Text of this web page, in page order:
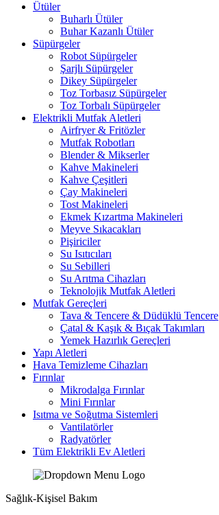
Ütüler
Buharlı Ütüler
Buhar Kazanlı Ütüler
Süpürgeler
Robot Süpürgeler
Şarjlı Süpürgeler
Dikey Süpürgeler
Toz Torbasız Süpürgeler
Toz Torbalı Süpürgeler
Elektrikli Mutfak Aletleri
Airfryer & Fritözler
Mutfak Robotları
Blender & Mikserler
Kahve Makineleri
Kahve Çeşitleri
Çay Makineleri
Tost Makineleri
Ekmek Kızartma Makineleri
Meyve Sıkacakları
Pişiriciler
Su Isıtıcıları
Su Sebilleri
Su Arıtma Cihazları
Teknolojik Mutfak Aletleri
Mutfak Gereçleri
Tava & Tencere & Düdüklü Tencere
Çatal & Kaşık & Bıçak Takımları
Yemek Hazırlık Gereçleri
Yapı Aletleri
Hava Temizleme Cihazları
Fırınlar
Mikrodalga Fırınlar
Mini Fırınlar
Isıtma ve Soğutma Sistemleri
Vantilatörler
Radyatörler
Tüm Elektrikli Ev Aletleri
Sağlık-Kişisel Bakım